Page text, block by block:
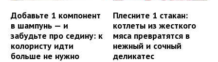
Добавьте 1 компонент
в шампунь — и
забудьте про седину: к
колористу идти
больше не нужно
Плесните 1 стакан:
котлеты из жесткого
мяса превратятся в
нежный и сочный
деликатес